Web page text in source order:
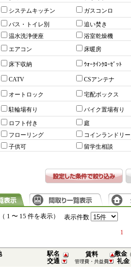
システムキッチン ガスコンロ
バス・トイレ別 追い焚き
温水洗浄便座
浴室乾燥機
エアコン 床暖房
床下収納 ｳｫｰｸｲﾝｸﾛｰｾﾞｯﾄ
CATV CSアンテナ
オートロック 宅配ボックス
駐輪場有り バイク置場有り
ロフト付き 庭
フローリング
コインランドリー
子供可
留学生相談
1 〜 15 件を表示） 表示件数
1
駅名
交通
賃料
管理費・共益費
敷金
礼金